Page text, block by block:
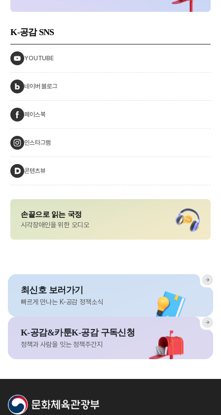
K-공감 SNS
YOUTUBE
네이버 블로그
페이스북
인스타그램
콘텐츠뷰
손끝으로 읽는 국정
시각장애인을 위한 오디오
최신호 보러가기
빠르게 만나는 K-공감 정책소식
K-공감&카툰K-공감 구독신청
정책과 사람을 잇는 정책주간지